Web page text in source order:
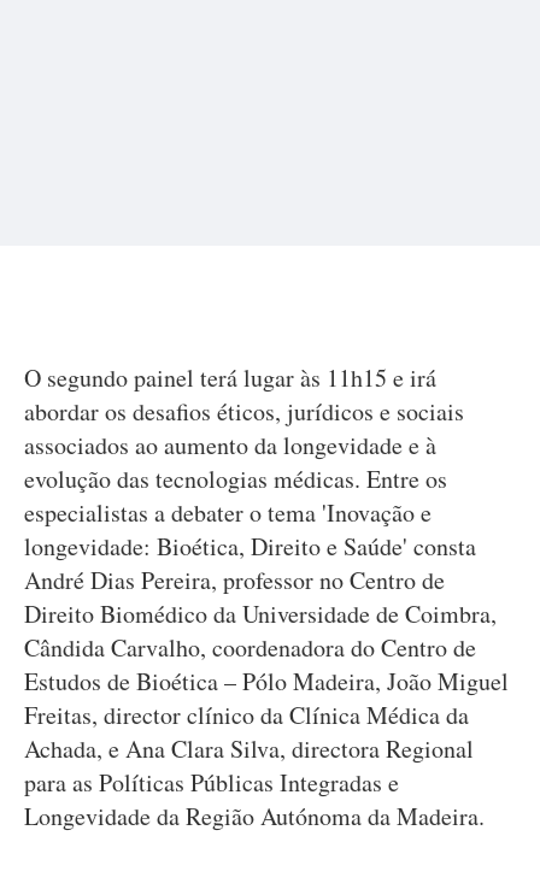
O segundo painel terá lugar às 11h15 e irá
abordar os desafios éticos, jurídicos e sociais
associados ao aumento da longevidade e à
evolução das tecnologias médicas. Entre os
especialistas a debater o tema 'Inovação e
longevidade: Bioética, Direito e Saúde' consta
André Dias Pereira, professor no Centro de
Direito Biomédico da Universidade de Coimbra,
Cândida Carvalho, coordenadora do Centro de
Estudos de Bioética – Pólo Madeira, João Miguel
Freitas, director clínico da Clínica Médica da
Achada, e Ana Clara Silva, directora Regional
para as Políticas Públicas Integradas e
Longevidade da Região Autónoma da Madeira.